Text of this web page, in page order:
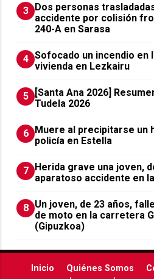
3 ​Dos personas
accidente por colisión
240-A en Sarasa
4 Sofocado un incendio en
vivienda en Lezkairu
5
[Santa Ana 2026]
Tudela 2026
6 Muere al precipitarse un
policía en Estella
7 Herida grave una joven,
aparatoso accidente en
8 Un joven, de 23 años,
de moto en la carretera
(Gipuzkoa)
Inicio Quiénes Somos